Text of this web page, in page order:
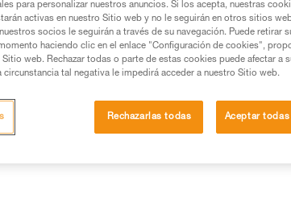
en este consejo antes de
ficha técnica para poder comprender
específico. Confirme a
técnicas, solo y con total seguridad,
Pueden existir otras que no
para personalizar nuestros anuncios. Si los acepta, nuestras
activas en nuestro Sitio web y no le seguirán en otros sitios
socios le seguirán a través de su navegación. Puede retirar
haciendo clic en el enlace "Configuración de cookies",
web. Rechazar todas o parte de estas cookies puede afectar a
circunstancia tal negativa le impedirá acceder a nuestro Sitio web.
Rechazarlas todas Aceptar